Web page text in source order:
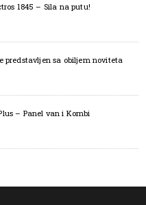
1845 – Sila na putu!
predstavljen sa obiljem noviteta
– Panel van i Kombi